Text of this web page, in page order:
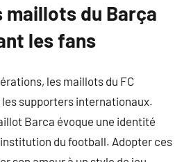
maillots du Barça
les fans
les maillots du FC
supporters internationaux.
Barca évoque une identité
du football. Adopter ces